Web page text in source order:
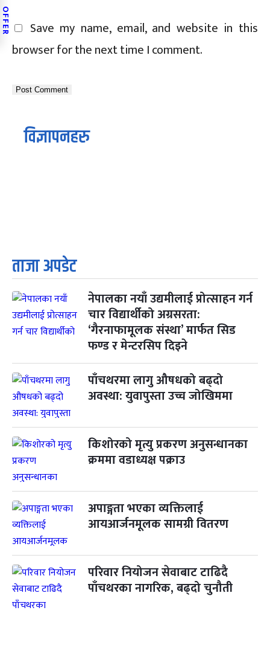
Save my name, email, and website in this
browser for the next time I comment.
विज्ञापनहरु
ताजा अपडेट
नेपालका नयाँ उद्यमीलाई प्रोत्साहन गर्न
चार विद्यार्थीको अग्रसरता:
‘गैरनाफामूलक संस्था’ मार्फत सिड
फण्ड र मेन्टरसिप दिइने
पाँचथरमा लागु औषधको बढ्दो
अवस्था: युवापुस्ता उच्च जोखिममा
किशोरको मृत्यु प्रकरण अनुसन्धानका
क्रममा वडाध्यक्ष पक्राउ
अपाङ्गता भएका व्यक्तिलाई
आयआर्जनमूलक सामग्री वितरण
परिवार नियोजन सेवाबाट टाढिदै
पाँचथरका नागरिक, बढ्दो चुनौती